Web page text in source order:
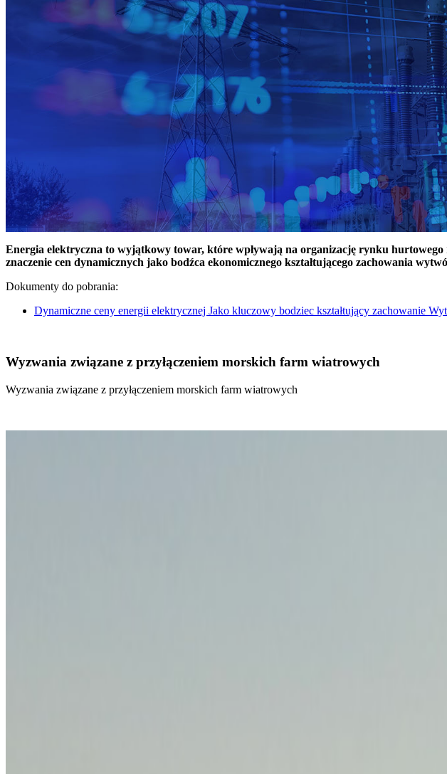
Energia elektryczna to wyjątkowy towar, które wpływają na organizację rynku
znaczenie cen dynamicznych jako bodźca ekonomicznego kształtującego zachowania
Dokumenty do pobrania:
Dynamiczne ceny energii elektrycznej Jako kluczowy bodziec kształtujący zachowanie
Wyzwania związane z przyłączeniem morskich farm wiatrowych
Wyzwania związane z przyłączeniem morskich farm wiatrowych